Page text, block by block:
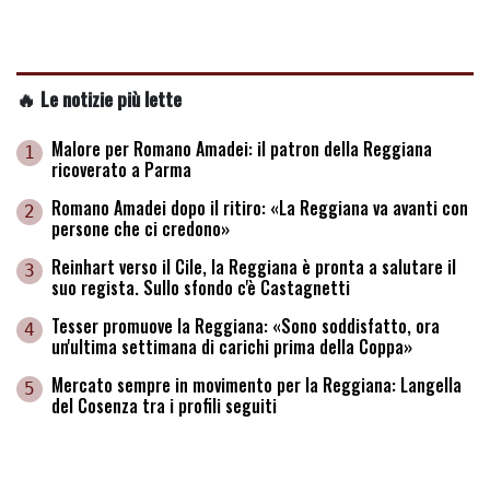
🔥 Le notizie più lette
1 Malore per Romano Amadei: il patron della Reggiana
ricoverato a Parma
2 Romano Amadei dopo il ritiro: «La Reggiana va avanti con
persone che ci credono»
3 Reinhart verso il Cile, la Reggiana è pronta a salutare il
suo regista. Sullo sfondo c'è Castagnetti
4 Tesser promuove la Reggiana: «Sono soddisfatto, ora
un'ultima settimana di carichi prima della Coppa»
5 Mercato sempre in movimento per la Reggiana: Langella
del Cosenza tra i profili seguiti